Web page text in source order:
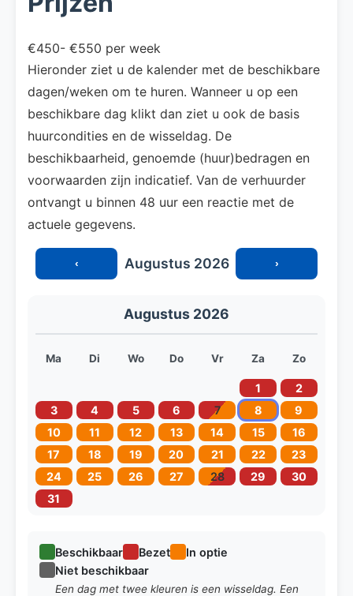
€450- €550 per week
Hieronder ziet u de kalender met de beschikbare
dagen/weken om te huren. Wanneer u op een
beschikbare dag klikt dan ziet u ook de basis
huurcondities en de wisseldag. De
beschikbaarheid, genoemde (huur)bedragen en
voorwaarden zijn indicatief. Van de verhuurder
ontvangt u binnen 48 uur een reactie met de
actuele gegevens.
‹ Augustus 2026 ›
Augustus 2026
Ma Di Wo Do Vr Za Zo
1
2
3
4 5 6 7 8
9
10
11 12 13 14 15
16
17
18 19 20 21 22
23
24
25 26 27 28 29
30
31
Beschikbaar Bezet
In optie
Niet beschikbaar
Een dag met twee kleuren is een wisseldag. Een